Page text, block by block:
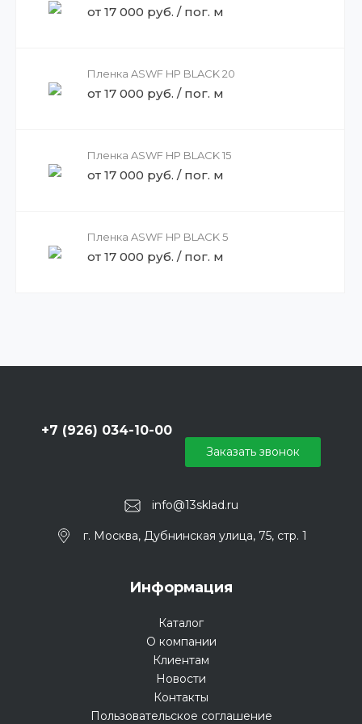
от 17 000 руб. / пог. м
Пленка ASWF HP BLACK 20
от 17 000 руб. / пог. м
Пленка ASWF HP BLACK 15
от 17 000 руб. / пог. м
Пленка ASWF HP BLACK 5
от 17 000 руб. / пог. м
info@13sklad.ru
+7 (926) 034-10-00
г. Москва, Дубнинская улица, 75, стр. 1
Заказать звонок
Информация
Каталог
О компании
Клиентам
Новости
Контакты
Пользовательское соглашение